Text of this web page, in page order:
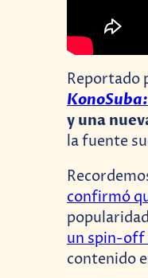
Reportado
y una
la fuente
confirmó
un spin-off
contenido